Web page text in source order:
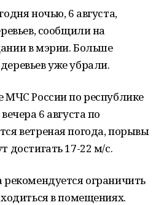
ночью, 6 августа,
сообщили на
в мэрии. Больше
уже убрали.
МЧС России по республике
6 августа по
ветреная погода, порывы
достигать 17-22 м/с.
ограничить
в помещениях.